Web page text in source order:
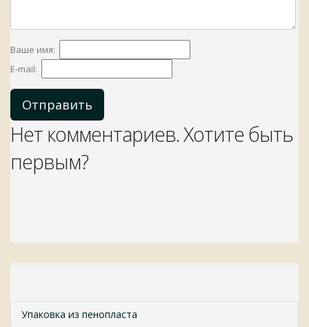
Ваше имя:
E-mail:
Отправить
Нет комментариев. Хотите быть
первым?
Упаковка из пенопласта